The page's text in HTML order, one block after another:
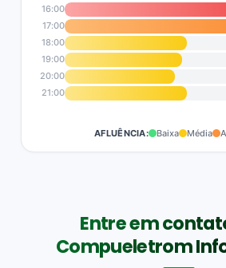
16:00
17:00
18:00
19:00
20:00
21:00
AFLUÊNCIA: Baixa Média
Entre em
Compueletrom